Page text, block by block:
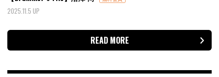
2025.11.5 UP
READ MORE